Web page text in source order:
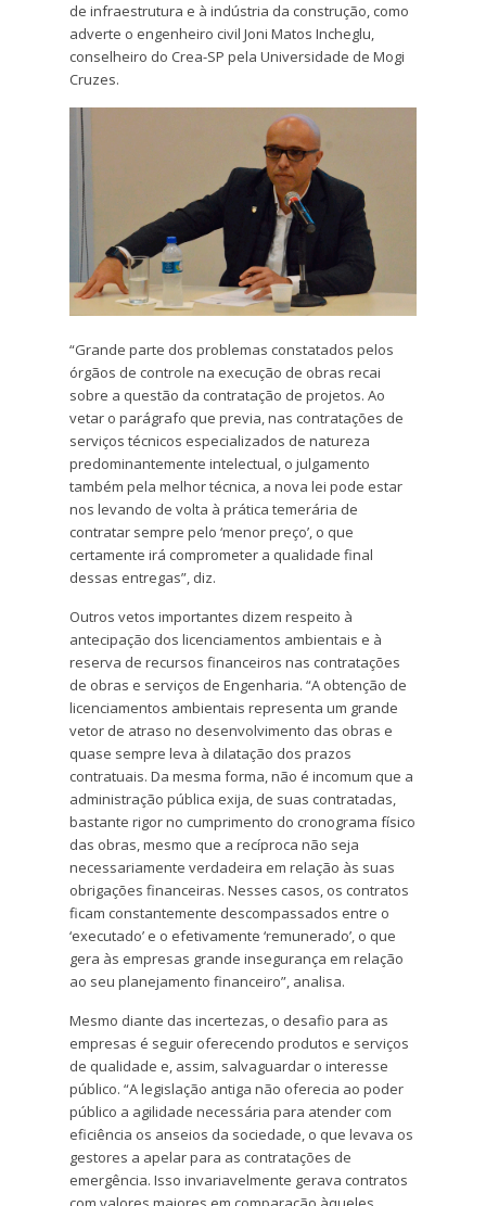
de infraestrutura e à indústria da construção, como
adverte o engenheiro civil Joni Matos Incheglu,
conselheiro do Crea-SP pela Universidade de Mogi
Cruzes.
“Grande parte dos problemas constatados pelos
órgãos de controle na execução de obras recai
sobre a questão da contratação de projetos. Ao
vetar o parágrafo que previa, nas contratações de
serviços técnicos especializados de natureza
predominantemente intelectual, o julgamento
também pela melhor técnica, a nova lei pode estar
nos levando de volta à prática temerária de
contratar sempre pelo ‘menor preço’, o que
certamente irá comprometer a qualidade final
dessas entregas”, diz.
Outros vetos importantes dizem respeito à
antecipação dos licenciamentos ambientais e à
reserva de recursos financeiros nas contratações
de obras e serviços de Engenharia. “A obtenção de
licenciamentos ambientais representa um grande
vetor de atraso no desenvolvimento das obras e
quase sempre leva à dilatação dos prazos
contratuais. Da mesma forma, não é incomum que a
administração pública exija, de suas contratadas,
bastante rigor no cumprimento do cronograma físico
das obras, mesmo que a recíproca não seja
necessariamente verdadeira em relação às suas
obrigações financeiras. Nesses casos, os contratos
ficam constantemente descompassados entre o
‘executado’ e o efetivamente ‘remunerado’, o que
gera às empresas grande insegurança em relação
ao seu planejamento financeiro”, analisa.
Mesmo diante das incertezas, o desafio para as
empresas é seguir oferecendo produtos e serviços
de qualidade e, assim, salvaguardar o interesse
público. “A legislação antiga não oferecia ao poder
público a agilidade necessária para atender com
eficiência os anseios da sociedade, o que levava os
gestores a apelar para as contratações de
emergência. Isso invariavelmente gerava contratos